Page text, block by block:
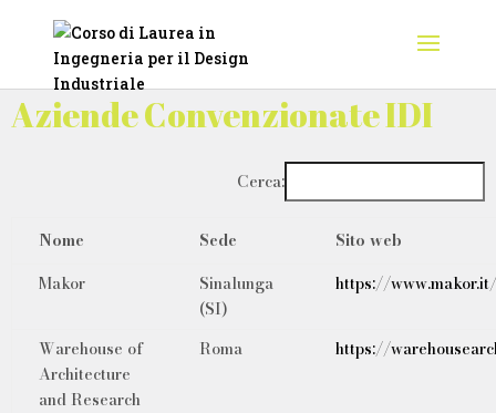
Aziende Convenzionate IDI
Cerca:
Nome Sede
Sito web
Makor
Sinalunga
(SI)
https://www.makor.it/
Warehouse of
Architecture
and Research
Roma https://